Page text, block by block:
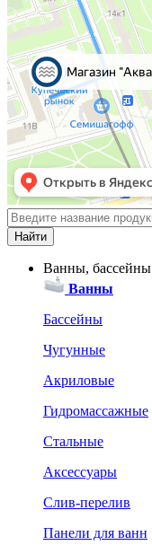
Ванны, бассейны
Ванны
Бассейны
Чугунные
Акриловые
Гидромассажные
Стальные
Аксессуары
Слив-перелив
Панели для ванн